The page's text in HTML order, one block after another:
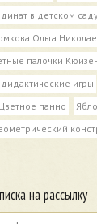
в детском саду
Ольга
палочки
игры
Цветное панно
на рассылку